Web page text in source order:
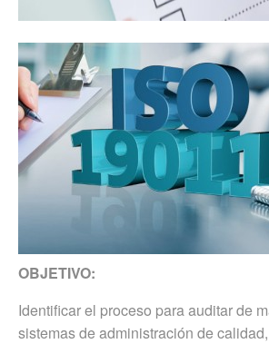
OBJETIVO:
Identificar el proceso para auditar de
sistemas de administración de